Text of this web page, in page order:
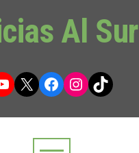
Al Sur
X Facebook
Instagram
TikTok